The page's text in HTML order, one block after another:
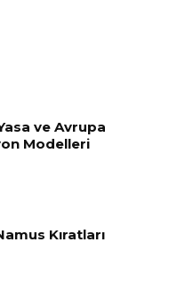
ve Avrupa
Modelleri
Kıratları